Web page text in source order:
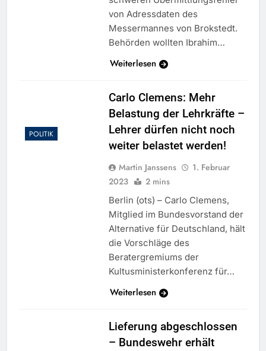
von Adressdaten des
Messermannes von Brokstedt.
Behörden wollten Ibrahim…
Weiterlesen
POLITIK
Carlo Clemens: Mehr
Belastung der Lehrkräfte –
Lehrer dürfen nicht noch
weiter belastet werden!
Martin Janssens
1. Februar
2023
2 mins
Berlin (ots) – Carlo Clemens,
Mitglied im Bundesvorstand der
Alternative für Deutschland, hält
die Vorschläge des
Beratergremiums der
Kultusministerkonferenz für…
Weiterlesen
Lieferung abgeschlossen
– Bundeswehr erhält